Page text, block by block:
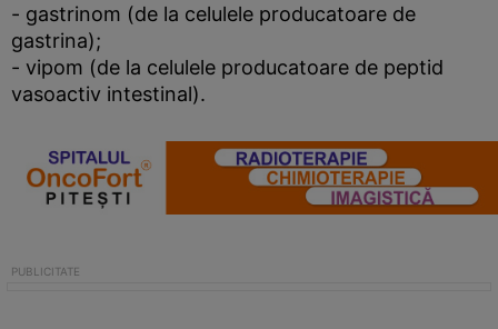
- gastrinom (de la celulele producatoare de
gastrina);
- vipom (de la celulele producatoare de peptid
vasoactiv intestinal).